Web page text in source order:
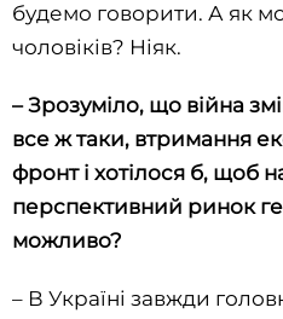
будемо говорити. А як
чоловіків? Ніяк.
– Зрозуміло, що війна
все ж таки, втримання
фронт і хотілося б, щоб
перспективний ринок
можливо?
– В Україні завжди